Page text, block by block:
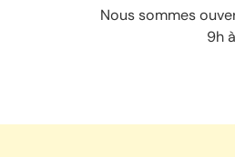
Nous sommes
9h